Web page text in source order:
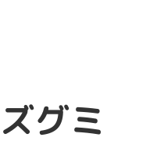
ズグミ